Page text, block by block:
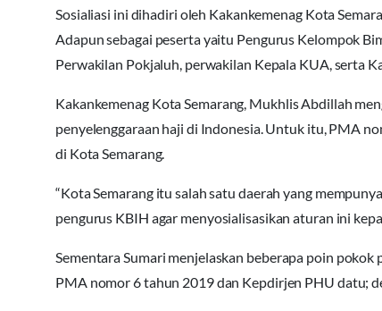
Sosialiasi ini dihadiri oleh Kakankemenag Kota
Adapun sebagai peserta yaitu Pengurus Kelompok
Perwakilan Pokjaluh, perwakilan Kepala KUA, serta
Kakankemenag Kota Semarang, Mukhlis Abdillah
penyelenggaraan haji di Indonesia. Untuk itu, PMA
di Kota Semarang.
“Kota Semarang itu salah satu daerah yang
pengurus KBIH agar menyosialisasikan aturan ini
Sementara Sumari menjelaskan beberapa poin
PMA nomor 6 tahun 2019 dan Kepdirjen PHU datu;